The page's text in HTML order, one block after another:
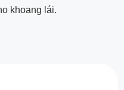
khoang lái.